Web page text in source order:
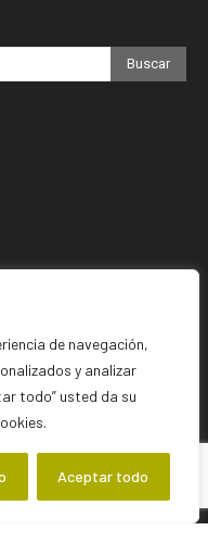
de navegación,
y analizar
todo” usted da su
Aceptar todo
Buscar